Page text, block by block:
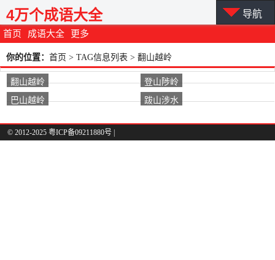
首页 成语大全 更多
4万个成语大全 导航
你的位置： 首页 > TAG信息列表 > 翻山越岭
翻山越岭
登山陟岭
巴山越岭
跋山涉水
© 2012-2025 粤ICP备09211880号 |